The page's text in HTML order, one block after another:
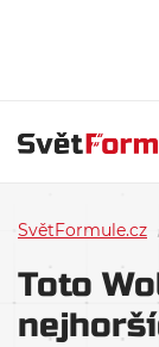
SvětFormule.cz
Toto